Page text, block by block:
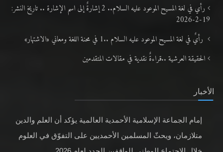
رأي في لغة المسيح الموعود عليه السلام.. 2 إشارةٌ إلى اسم الإشارة .. تاريخ النشر:
19-2-2026
رأيٌ في لغة المسيح الموعود عليه السلام ..1 في محنة اللغة ومعاني «الاشتهار»
الحقيقة العرشية ..قراءةٌ نقدية في مقالات المتقدمين
الأخبار
إمام الجماعة الإسلامية الأحمدية العالمية يؤكد أن العلم والدين
متلازمان، ويحثّ المسلمين الأحمديين على التفوّق في العلوم